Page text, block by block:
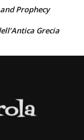
Prophecy
Grecia